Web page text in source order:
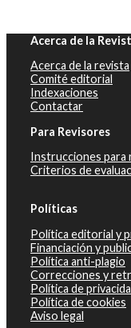
Acerca de la
Acerca de la revista
Comité editorial
Indexaciones
Contactar
Para Revisores
Instrucciones para
Criterios de
Políticas
Política editorial y
Financiación y
Política anti-plagio
Correcciones y
Política de
Política de cookies
Aviso legal